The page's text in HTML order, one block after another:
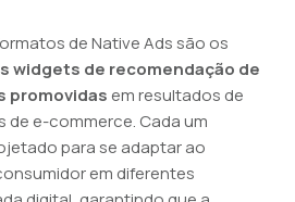
de Native Ads são os
widgets de recomendação de
promovidas em resultados de
e-commerce. Cada um
para se adaptar ao
em diferentes